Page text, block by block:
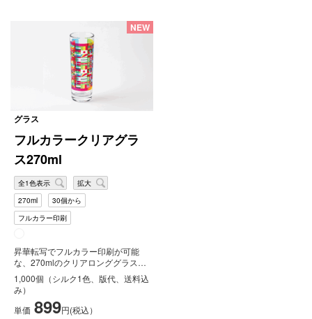
NEW
グラス
フルカラークリアグラ
ス270ml
全1色表示
拡大
270ml
30個から
フルカラー印刷
昇華転写でフルカラー印刷が可能
な、270mlのクリアロンググラスで
す。キャラクターや写真などのデザ
イ...
1,000個（シルク1色、版代、送料込
み）
単価 899円(税込）